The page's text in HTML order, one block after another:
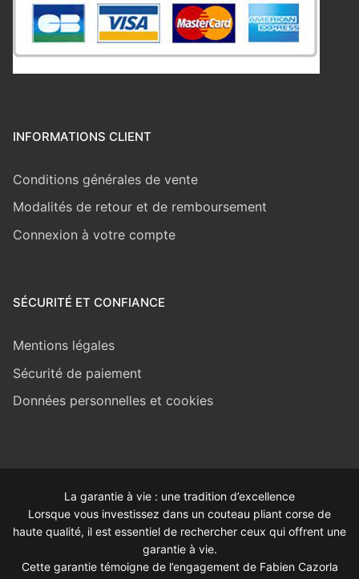
INFORMATIONS CLIENT
Conditions générales de vente
Modalités de retour et de remboursement
Connexion à votre compte
SÉCURITÉ ET CONFIANCE
Mentions légales
Sécurité de paiement
Données personnelles et cookies
La garantie à vie : une tradition d’excellence
Lorsque vous investissez dans un couteau pliant corse de
haute qualité, il est essentiel de rechercher ceux qui offrent une
garantie à vie.
Cette garantie témoigne de l’engagement de Fabien Cazorla